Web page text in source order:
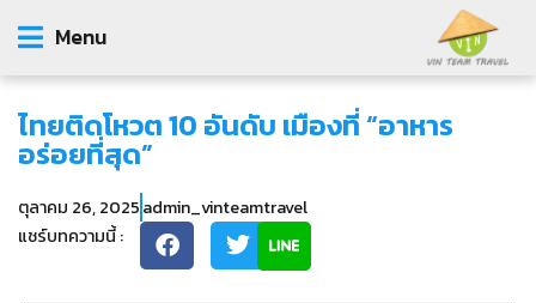
Menu
ไทยติดโหวต 10 อันดับ เมืองที่ “อาหาร
อร่อยที่สุด”
ตุลาคม 26, 2025admin_vinteamtravel
แชร์บทความนี้ :